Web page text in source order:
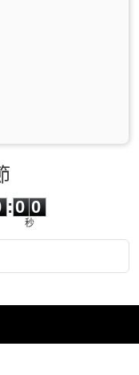
:0 0
秒